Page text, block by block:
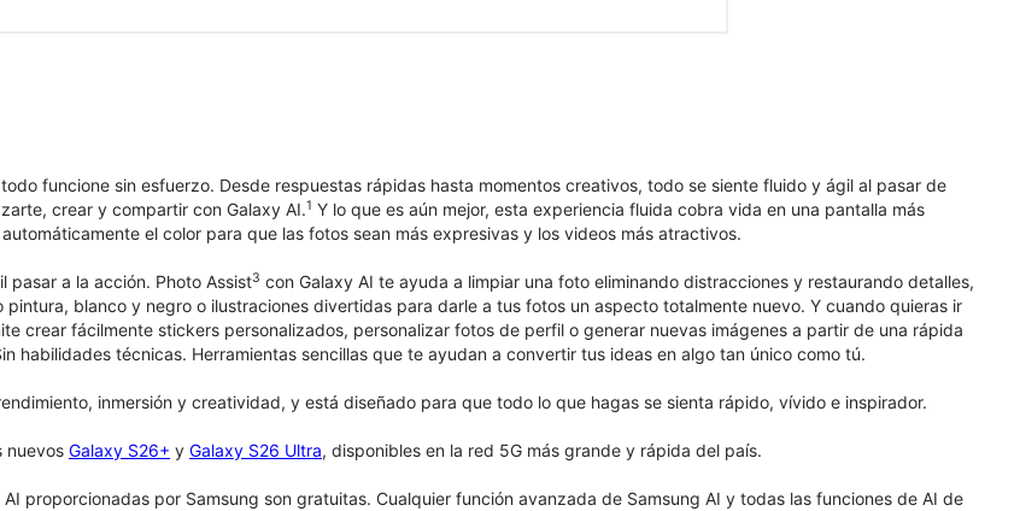
funcione sin esfuerzo. Desde respuestas rápidas hasta momentos creativos, todo se siente fluido y ágil al pasar de
crear y compartir con Galaxy AI.1 Y lo que es aún mejor, esta experiencia fluida cobra vida en una pantalla más
el color para que las fotos sean más expresivas y los videos más atractivos.
pasar a la acción. Photo Assist3 con Galaxy AI te ayuda a limpiar una foto eliminando distracciones y restaurando detalles,
blanco y negro o ilustraciones divertidas para darle a tus fotos un aspecto totalmente nuevo. Y cuando quieras ir
crear fácilmente stickers personalizados, personalizar fotos de perfil o generar nuevas imágenes a partir de una rápida
habilidades técnicas. Herramientas sencillas que te ayudan a convertir tus ideas en algo tan único como tú.
inmersión y creatividad, y está diseñado para que todo lo que hagas se sienta rápido, vívido e inspirador.
nuevos Galaxy S26+ y Galaxy S26 Ultra, disponibles en la red 5G más grande y rápida del país.
proporcionadas por Samsung son gratuitas. Cualquier función avanzada de Samsung AI y todas las funciones de AI de